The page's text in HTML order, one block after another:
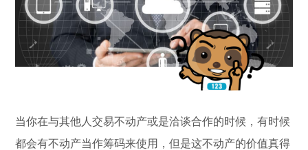
当你在与其他人交易不动产或是洽谈合作的时候，有时候
都会有不动产当作筹码来使用，但是这不动产的价值真得